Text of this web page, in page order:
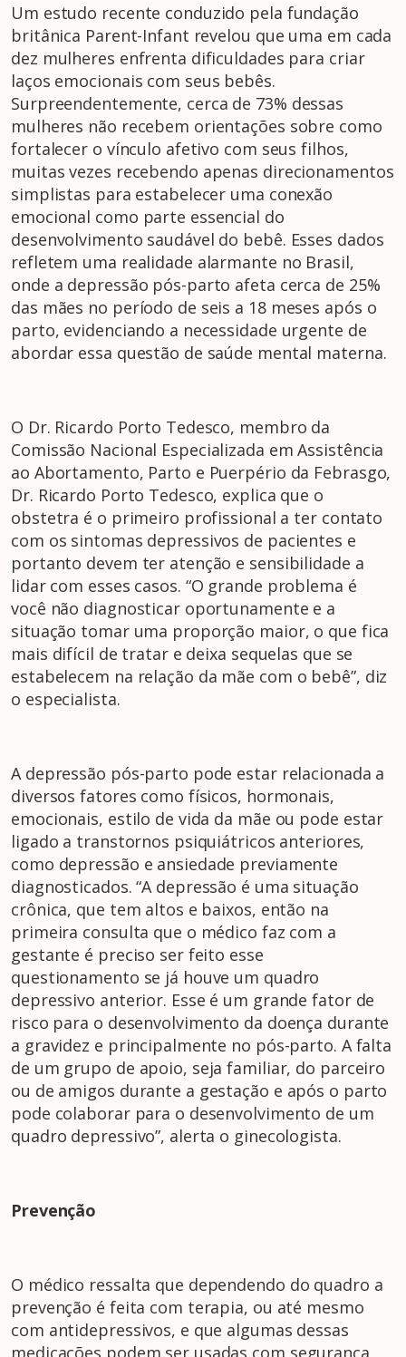
Um estudo recente conduzido pela fundação
britânica Parent-Infant revelou que uma em cada
dez mulheres enfrenta dificuldades para criar
laços emocionais com seus bebês.
Surpreendentemente, cerca de 73% dessas
mulheres não recebem orientações sobre como
fortalecer o vínculo afetivo com seus filhos,
muitas vezes recebendo apenas direcionamentos
simplistas para estabelecer uma conexão
emocional como parte essencial do
desenvolvimento saudável do bebê. Esses dados
refletem uma realidade alarmante no Brasil,
onde a depressão pós-parto afeta cerca de 25%
das mães no período de seis a 18 meses após o
parto, evidenciando a necessidade urgente de
abordar essa questão de saúde mental materna.
O Dr. Ricardo Porto Tedesco, membro da
Comissão Nacional Especializada em Assistência
ao Abortamento, Parto e Puerpério da Febrasgo,
Dr. Ricardo Porto Tedesco, explica que o
obstetra é o primeiro profissional a ter contato
com os sintomas depressivos de pacientes e
portanto devem ter atenção e sensibilidade a
lidar com esses casos. “O grande problema é
você não diagnosticar oportunamente e a
situação tomar uma proporção maior, o que fica
mais difícil de tratar e deixa sequelas que se
estabelecem na relação da mãe com o bebê”, diz
o especialista.
A depressão pós-parto pode estar relacionada a
diversos fatores como físicos, hormonais,
emocionais, estilo de vida da mãe ou pode estar
ligado a transtornos psiquiátricos anteriores,
como depressão e ansiedade previamente
diagnosticados. “A depressão é uma situação
crônica, que tem altos e baixos, então na
primeira consulta que o médico faz com a
gestante é preciso ser feito esse
questionamento se já houve um quadro
depressivo anterior. Esse é um grande fator de
risco para o desenvolvimento da doença durante
a gravidez e principalmente no pós-parto. A falta
de um grupo de apoio, seja familiar, do parceiro
ou de amigos durante a gestação e após o parto
pode colaborar para o desenvolvimento de um
quadro depressivo”, alerta o ginecologista.
Prevenção
O médico ressalta que dependendo do quadro a
prevenção é feita com terapia, ou até mesmo
com antidepressivos, e que algumas dessas
medicações podem ser usadas com segurança